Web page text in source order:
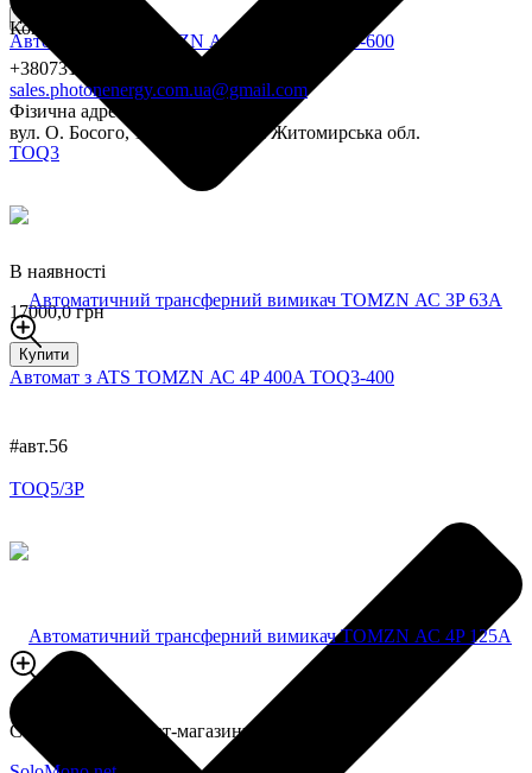
Купити
Автомат з ATS TOMZN АС 4P 600A TOQ3-600
В наявності
17000,0 грн
Купити
Автомат з ATS TOMZN АС 4P 400A TOQ3-400
#авт.56
Контакти
+380731415360
sales.photonenergy.com.ua@gmail.com
Фізична адреса магазину:
вул. О. Босого, 1, с. Макалевичі Житомирська обл.
Створення інтернет-магазину